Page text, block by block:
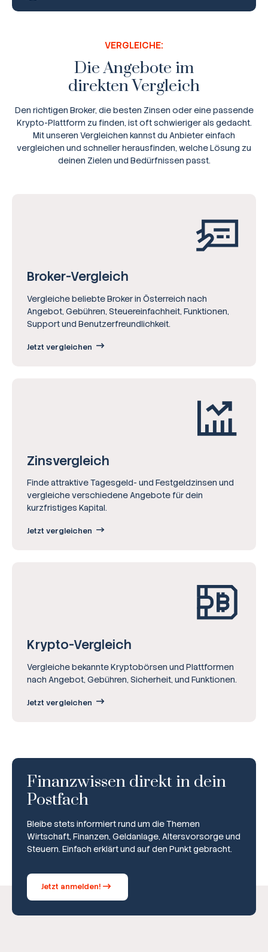
VERGLEICHE:
Die Angebote im
direkten Vergleich
Den richtigen Broker, die besten Zinsen oder eine passende
Krypto-Plattform zu finden, ist oft schwieriger als gedacht.
Mit unseren Vergleichen kannst du Anbieter einfach
vergleichen und schneller herausfinden, welche Lösung zu
deinen Zielen und Bedürfnissen passt.
Broker-Vergleich
Vergleiche beliebte Broker in Österreich nach
Angebot, Gebühren, Steuereinfachheit, Funktionen,
Support und Benutzerfreundlichkeit.
Jetzt vergleichen
Zinsvergleich
Finde attraktive Tagesgeld- und Festgeldzinsen und
vergleiche verschiedene Angebote für dein
kurzfristiges Kapital.
Jetzt vergleichen
Krypto-Vergleich
Vergleiche bekannte Kryptobörsen und Plattformen
nach Angebot, Gebühren, Sicherheit, und Funktionen.
Jetzt vergleichen
Finanzwissen direkt in dein
Postfach
Bleibe stets informiert rund um die Themen
Wirtschaft, Finanzen, Geldanlage, Altersvorsorge und
Steuern. Einfach erklärt und auf den Punkt gebracht.
Jetzt anmelden!